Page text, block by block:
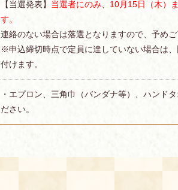
【当選発表】 当選者にのみ、10月15日（木）
す。
連絡のない場合は落選となりますので、予めご
※申込締切時点で定員に達していない場合は
付けます。
・エプロン、三角巾（バンダナ等）、ハンド
ださい。